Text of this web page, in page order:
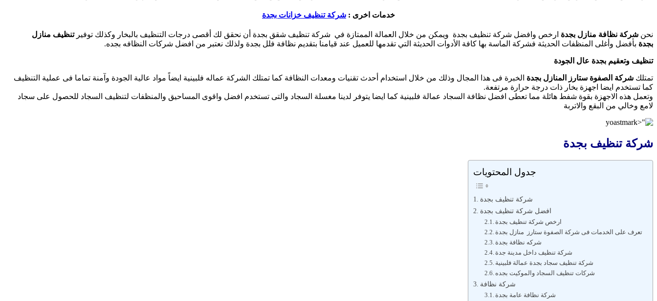
خدمات اخرى : شركة تنظيف خزانات بجدة
نحن شركة نظافة منازل بجدة ارخص وافضل شركة تنظيف بجدة ويمكن من خلال العمالة الممتازة في شركة تنظيف شقق بجدة أن نحقق لك أقصى درجات التنظيف بالبخار وكذلك توفيرتنظيف منازل
بجدة بأفضل وأغلى المنظفات الحديثة فشركة الماسة بها كافة الأدوات الحديثة التي تقدمها للعميل عند قيامنا بتقديم نظافة فلل بجدة ولذلك نعتبر من افضل شركات النظافه بجده.
تنظيف وتعقيم بجدة عال الجودة
تمتلك شركة الصفوة ستارز المنازل بجدة الخبرة فى هذا المجال وذلك من خلال استخدام أحدث تقنيات ومعدات النظافة كما تمتلك الشركة عماله فلبينية ايضاً مواد عالية الجودة وآمنة تماما فى عملية التنظيف
كما تستخدم ايضا اجهزة بخار ذات درجة حرارة مرتفعة.
وتعمل هذه الاجهزة بقوة شفط هائلة مما تعطى افضل نظافة السجاد عمالة فلبينية كما ايضا يتوفر لدينا مغسلة السجاد والتى تستخدم افضل واقوى المساحيق والمنظفات لتنظيف السجاد للحصول على سجاد
لامع وخالي من البقع والاتربة
شركة تنظيف بجدة
جدول المحتويات
شركة تنظيف بجدة
افضل شركة تنظيف بجدة
ارخص شركة تنظيف بجدة
تعرف على الخدمات فى شركة الصفوة ستارز منازل بجدة
شركة تنظيف داخل مدينة جدة
شركة تنظيف سجاد بجدة عمالة فلبينية
شركات تنظيف السجاد والموكيت بجده
شركة نظافة عامة بجدة